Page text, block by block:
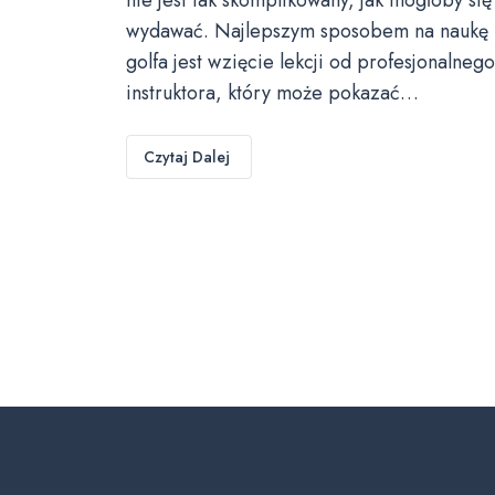
wydawać. Najlepszym sposobem na naukę
golfa jest wzięcie lekcji od profesjonalnego
instruktora, który może pokazać…
Czytaj Dalej